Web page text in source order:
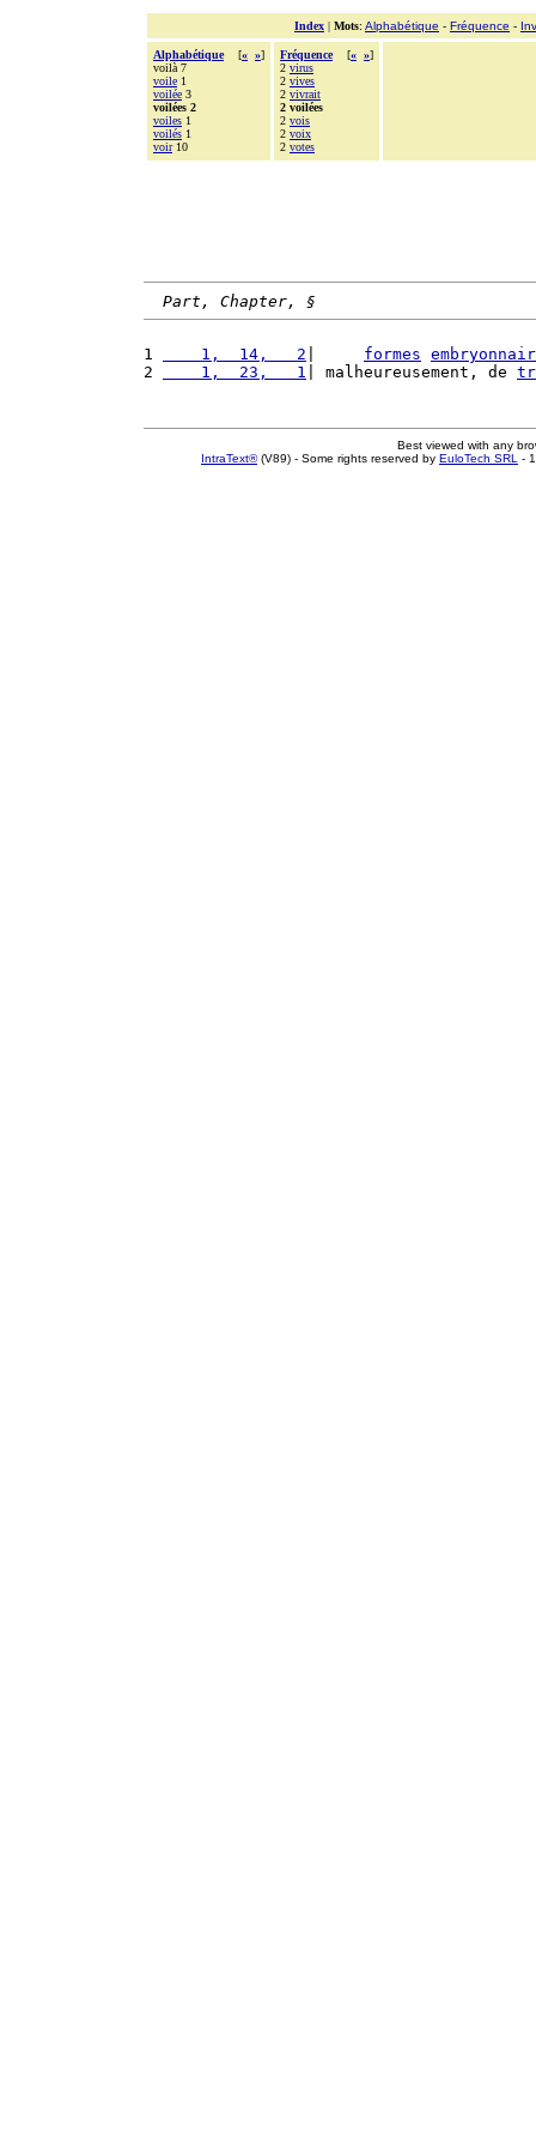
Index | Mots: Alphabétique - Fréquence -
Alphabétique [« »]
voilà 7
voile 1
voilée 3
voilées 2
voiles 1
voilés 1
voir10
Fréquence [« »]
2 virus
2 vives
2 vivrait
2 voilées
2 vois
2 voix
2 votes
Part, Chapter, §
1
    1,  14,   2
formes
2
    1,  23,   1
| malheureusement, de
Best viewed with any
IntraText®(V89) - Some rights reserved by EuloTech SRL -